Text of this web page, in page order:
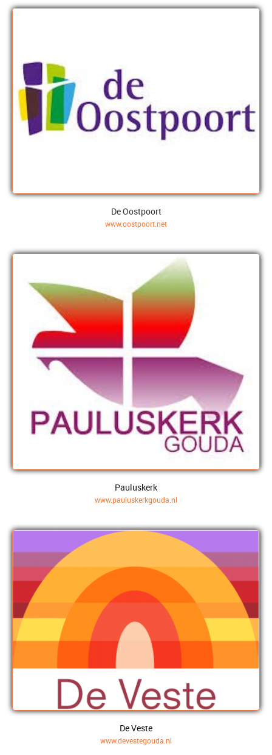
De Oostpoort
www.oostpoort.net
Pauluskerk
www.pauluskerkgouda.nl
De Veste
www.devestegouda.nl